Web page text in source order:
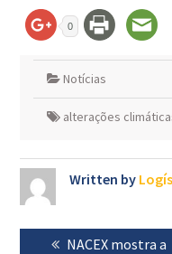
0
Notícias
alterações
Written by
Navegação
Previous
NACEX mostra a